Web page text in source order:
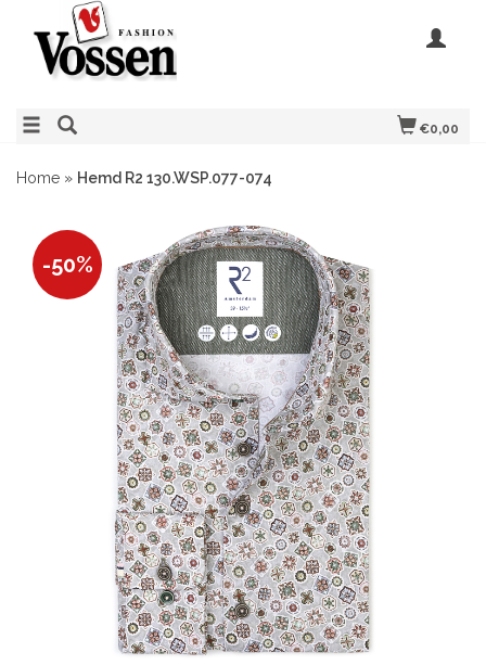
€0,00
Home » Hemd R2 130.WSP.077-074
-50%